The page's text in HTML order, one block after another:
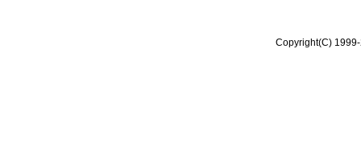
Copyright(C)